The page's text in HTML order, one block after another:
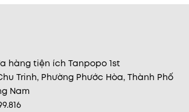
hàng tiện ích Tanpopo 1st
Trinh, Phường Phước Hòa, Thành Phố
Nam